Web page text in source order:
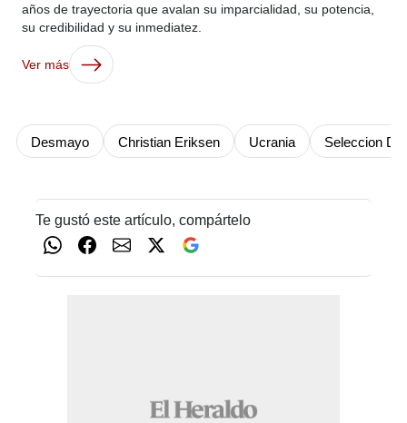
años de trayectoria que avalan su imparcialidad, su potencia,
su credibilidad y su inmediatez.
Ver más
Desmayo Christian Eriksen Ucrania Seleccion
Te gustó este artículo, compártelo